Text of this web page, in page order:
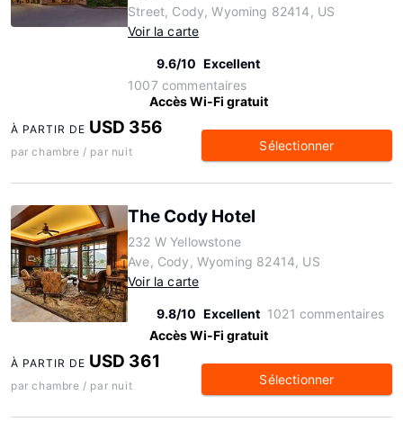
Street, Cody, Wyoming 82414, US
Voir la carte
9.6/10 Excellent
1007 commentaires
Accès Wi-Fi gratuit
À PARTIR DE USD 356
par chambre / par nuit Sélectionner
The Cody Hotel
232 W Yellowstone
Ave, Cody, Wyoming 82414, US
Voir la carte
9.8/10 Excellent 1021 commentaires
Accès Wi-Fi gratuit
À PARTIR DE USD 361
par chambre / par nuit Sélectionner